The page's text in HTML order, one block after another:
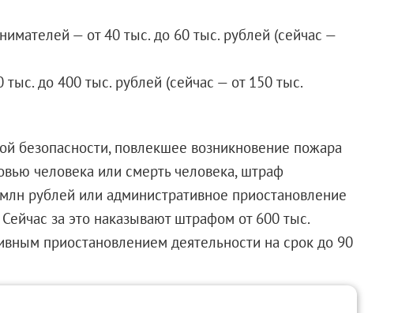
— от 40 тыс. до 60 тыс. рублей (сейчас —
до 400 тыс. рублей (сейчас — от 150 тыс.
безопасности, повлекшее возникновение пожара
человека или смерть человека, штраф
рублей или административное приостановление
за это наказывают штрафом от 600 тыс.
приостановлением деятельности на срок до 90